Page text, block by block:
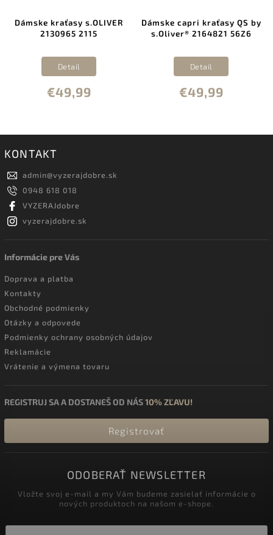
Dámske kraťasy s.OLIVER
2130965 2115
€49,99
Detail
Dámske capri kraťasy QS by
s.Oliver® 2164821 56Z6
€49,99
Detail
KONTAKT
admin@vyzerajdobre.sk
0948 618 018
VYZERAJdobre
vyzerajdobre.sk
Informácie pre Vás
Doprava a platba
Kontakty
Obchodné podmienky
Otázky a odpovede
Podmienky ochrany osobných údajov
Reklamácie
Vrátenie a výmena tovaru
REGISTRUJ SA A DOSTANEŠ OD NÁS10% ZĽAVU!
Registrovať
ODOBERAŤ NEWSLETTER
Vložte svoj e-mail a my Vám budeme zasielať informácie o
nových produktoch na našom e-shope.